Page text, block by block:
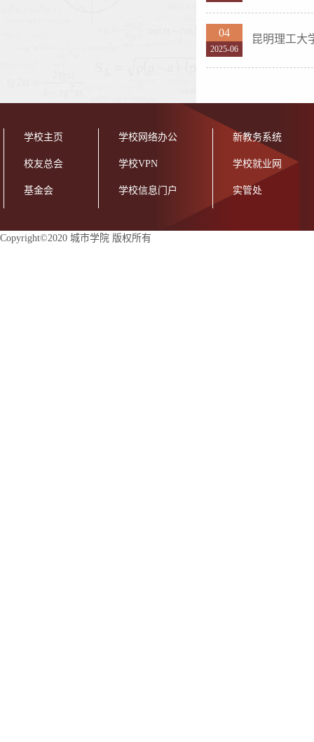
04
2025-06
昆明理工大
学校主页
校友总会
基金会
学校网络办公
学校VPN
学校信息门户
新教务系统
学校就业网
实管处
Copyright©2020 城市学院 版权所有